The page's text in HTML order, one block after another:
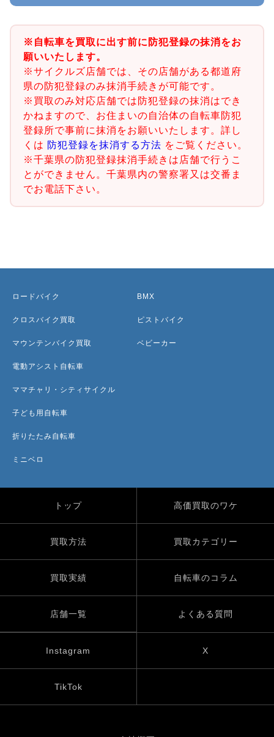
※自転車を買取に出す前に防犯登録の抹消をお
願いいたします。
※サイクルズ店舗では、その店舗がある都道府
県の防犯登録のみ抹消手続きが可能です。
※買取のみ対応店舗では防犯登録の抹消はでき
かねますので、お住まいの自治体の自転車防犯
登録所で事前に抹消をお願いいたします。詳し
くは 防犯登録を抹消する方法 をご覧ください。
※千葉県の防犯登録抹消手続きは店舗で行うこ
とができません。千葉県内の警察署又は交番ま
でお電話下さい。
ロードバイク
クロスバイク買取
マウンテンバイク買取
電動アシスト自転車
ママチャリ・シティサイクル
子ども用自転車
折りたたみ自転車
ミニベロ
BMX
ピストバイク
ベビーカー
トップ 高価買取のワケ
買取方法 買取カテゴリー
買取実績 自転車のコラム
店舗一覧 よくある質問
Instagram X
TikTok